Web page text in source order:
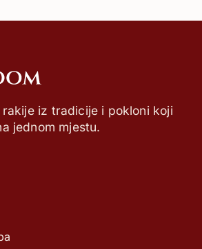
iz tradicije i pokloni koji
jednom mjestu.